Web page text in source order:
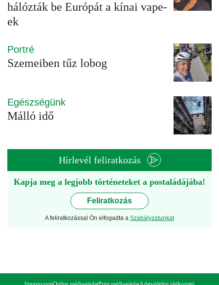
hálózták be Európát a kínai vape-
ek
Portré
Szemeiben tűz lobog
Egészségünk
Málló idő
Hírlevél feliratkozás
Kapja meg a legjobb történeteket a postaládájába!
Feliratkozás
A feliratkozással Ön elfogadta a Szabályzatunkat